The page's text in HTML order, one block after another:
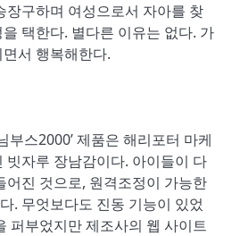
장구하며 여성으로서 자아를 찾
택한다. 별다른 이유는 없다. 가
서 행복해한다.
부스2000’ 제품은 해리포터 마케
빗자루 장남감이다. 아이들이 다
어진 것으로, 원격조정이 가능한
. 무엇보다도 진동 기능이 있었
퍼부었지만 제조사의 웹 사이트